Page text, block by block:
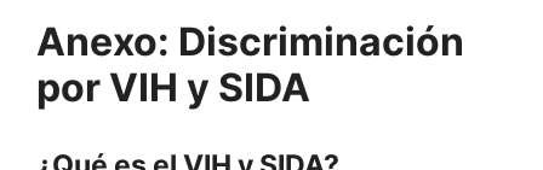
Anexo: Discriminación
por VIH y SIDA